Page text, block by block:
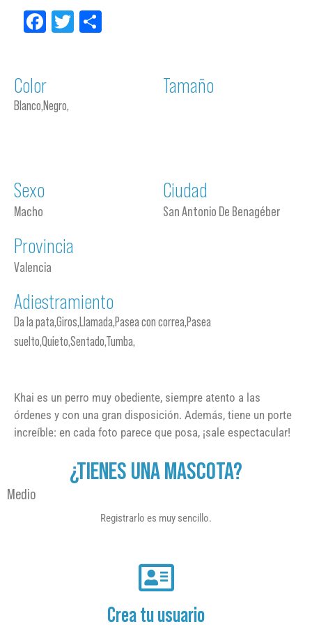
Facebook
Twitter
Color
Blanco,Negro,
Tamaño
Sexo
Macho
Ciudad
San Antonio De Benagéber
Provincia
Valencia
Adiestramiento
Da la pata,Giros,Llamada,Pasea con correa,Pasea
suelto,Quieto,Sentado,Tumba,
Khai es un perro muy obediente, siempre atento a las
órdenes y con una gran disposición. Además, tiene un porte
increíble: en cada foto parece que posa, ¡sale espectacular!
¿TIENES UNA MASCOTA?
Medio
Registrarlo es muy sencillo.
Crea tu usuario